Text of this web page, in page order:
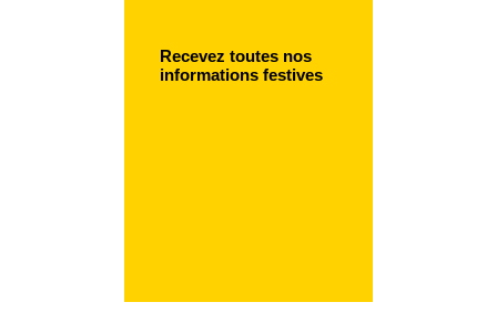
Recevez toutes nos
informations festives